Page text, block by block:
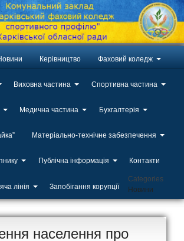
Керівництво Фаховий коледж
Виховна частина Спортивна частина
Медична частина Бухгалтерія
Матеріально-технічне забезпечення
Публічна інформація Контакти
лінія Запобігання корупції
Categories
Новини
населення про